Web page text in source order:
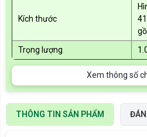
Kích thước
Trọng lượng
Xem thông số
THÔNG TIN SẢN PHẨM